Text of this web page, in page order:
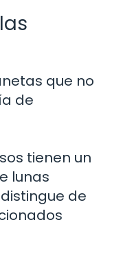
que no
de
tienen un
lunas
de